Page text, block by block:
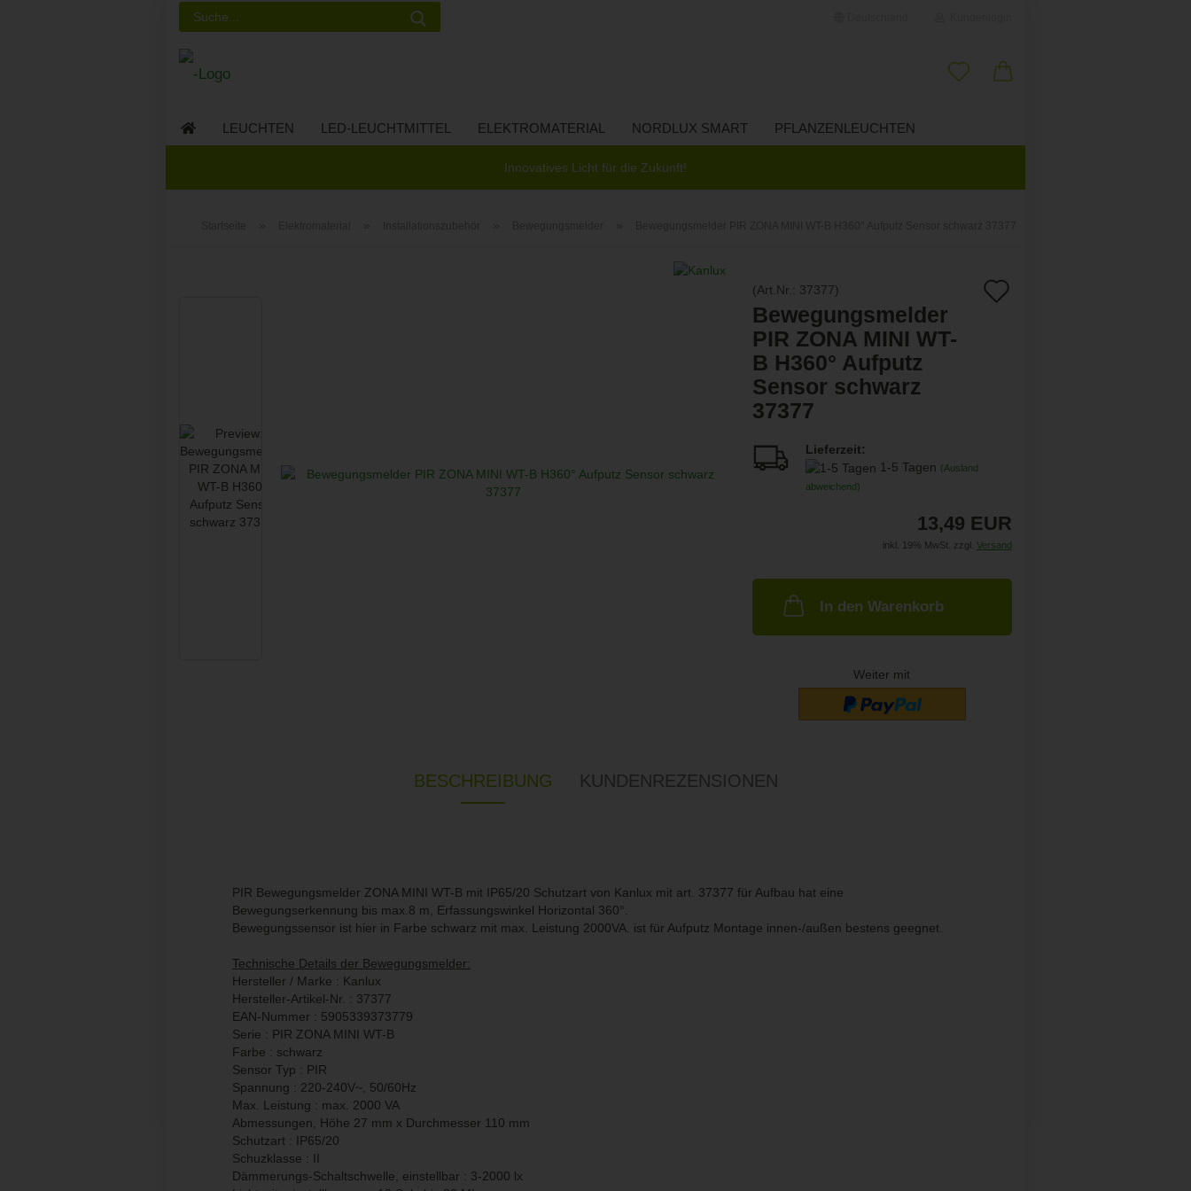
Passwort vergessen?
Innovatives Licht für die Zukunft!
LEUCHTEN LED-LEUCHTMITTEL ELEKTROMATERIAL NORDLUX SMART PFLANZENLEUCHTEN
(Art.Nr.: 37377)
Bewegungsmelder
PIR ZONA MINI WT-
B H360° Aufputz
Sensor schwarz
37377
Lieferzeit:
1-5 Tagen (Ausland
abweichend)
13,49 EUR
inkl. 19% MwSt. zzgl. Versand
In den Warenkorb
Weiter mit
BESCHREIBUNG KUNDENREZENSIONEN
PIR Bewegungsmelder ZONA MINI WT-B mit IP65/20 Schutzart von Kanlux mit art. 37377 für Aufbau hat eine
Bewegungserkennung bis max.8 m, Erfassungswinkel Horizontal 360°.
Bewegungssensor ist hier in Farbe schwarz mit max. Leistung 2000VA. ist für Aufputz Montage innen-/außen bestens geegnet.
Technische Details der Bewegungsmelder:
Hersteller / Marke : Kanlux
Hersteller-Artikel-Nr. : 37377
EAN-Nummer : 5905339373779
Serie : PIR ZONA MINI WT-B
Farbe : schwarz
Sensor Typ : PIR
Spannung : 220-240V~, 50/60Hz
Max. Leistung : max. 2000 VA
Abmessungen, Höhe 27 mm x Durchmesser 110 mm
Schutzart : IP65/20
Schuzklasse : II
Dämmerungs-Schaltschwelle, einstellbar : 3-2000 lx